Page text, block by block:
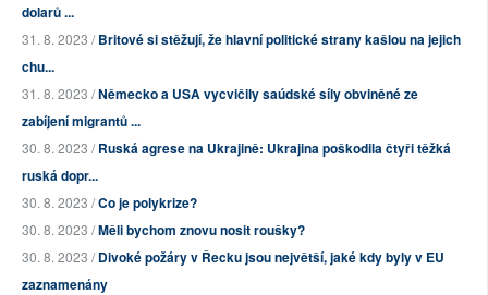
dolarů ...
31. 8. 2023 /Britové si stěžují, že hlavní politické strany kašlou na jejich
chu...
31. 8. 2023 /Německo a USA vycvičily saúdské síly obviněné ze
zabíjení migrantů ...
30. 8. 2023 /Ruská agrese na Ukrajině: Ukrajina poškodila čtyři těžká
ruská dopr...
30. 8. 2023 /Co je polykrize?
30. 8. 2023 /Měli bychom znovu nosit roušky?
30. 8. 2023 /Divoké požáry v Řecku jsou největší, jaké kdy byly v EU
zaznamenány